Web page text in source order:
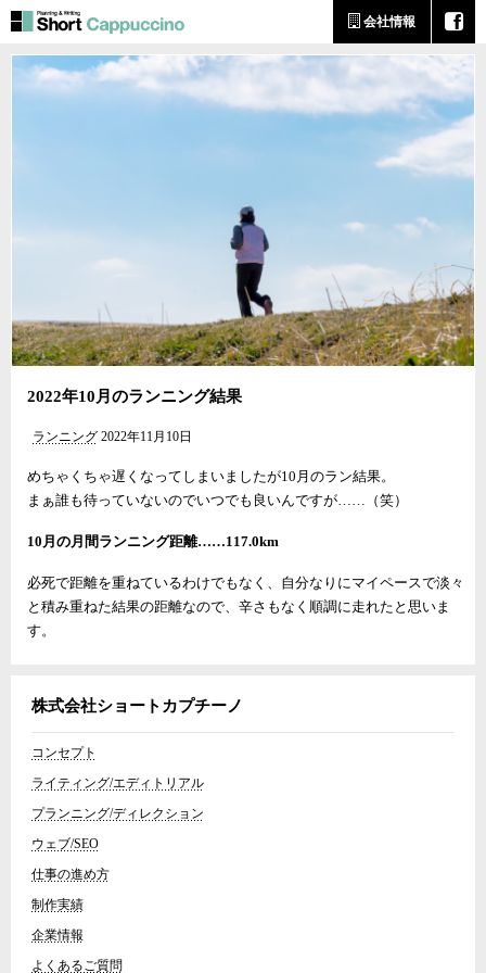
会社情報
2022年10月のランニング結果
ランニング 2022年11月10日
めちゃくちゃ遅くなってしまいましたが10月のラン結果。
まぁ誰も待っていないのでいつでも良いんですが……（笑）
10月の月間ランニング距離……117.0km
必死で距離を重ねているわけでもなく、自分なりにマイペースで淡々
と積み重ねた結果の距離なので、辛さもなく順調に走れたと思いま
す。
株式会社ショートカプチーノ
コンセプト
ライティング/エディトリアル
プランニング/ディレクション
ウェブ/SEO
仕事の進め方
制作実績
企業情報
よくあるご質問